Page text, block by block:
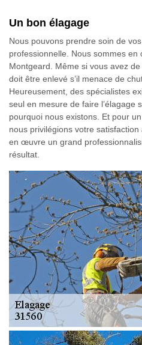
Un bon élagage
Nous pouvons prendre soin de
professionnelle. Nous sommes
Montgeard. Même si vous avez
doit être enlevé s’il menace de
Heureusement, des spécialistes
seul en mesure de faire l’élagage
pourquoi nous existons. Et pour
nous privilégions votre
en œuvre un grand
résultat.